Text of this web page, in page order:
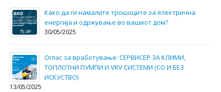
Како да ги намалите трошоците за електрична
енергија и одржување во вашиот дом?
30/05/2025
Оглас за вработување: СЕРВИСЕР ЗА КЛИМИ,
ТОПЛОТНИ ПУМПИ И VRV СИСТЕМИ (СО И БЕЗ
ИСКУСТВО)
13/05/2025